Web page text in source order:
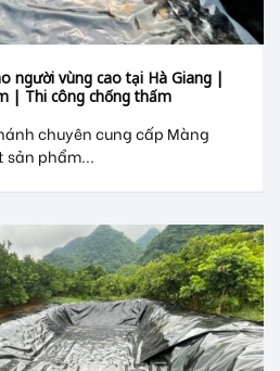
người vùng cao tại Hà Giang |
| Thi công chống thấm
chuyên cung cấp Màng
sản phẩm...